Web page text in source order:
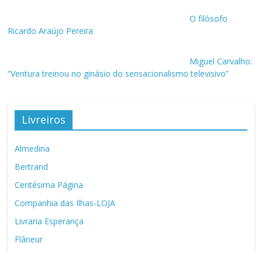
O filósofo
Ricardo Araújo Pereira
Miguel Carvalho:
“Ventura treinou no ginásio do sensacionalismo televisivo”
Livreiros
Almedina
Bertrand
Centésima Página
Companhia das Ilhas-LOJA
Livraria Esperança
Flâneur